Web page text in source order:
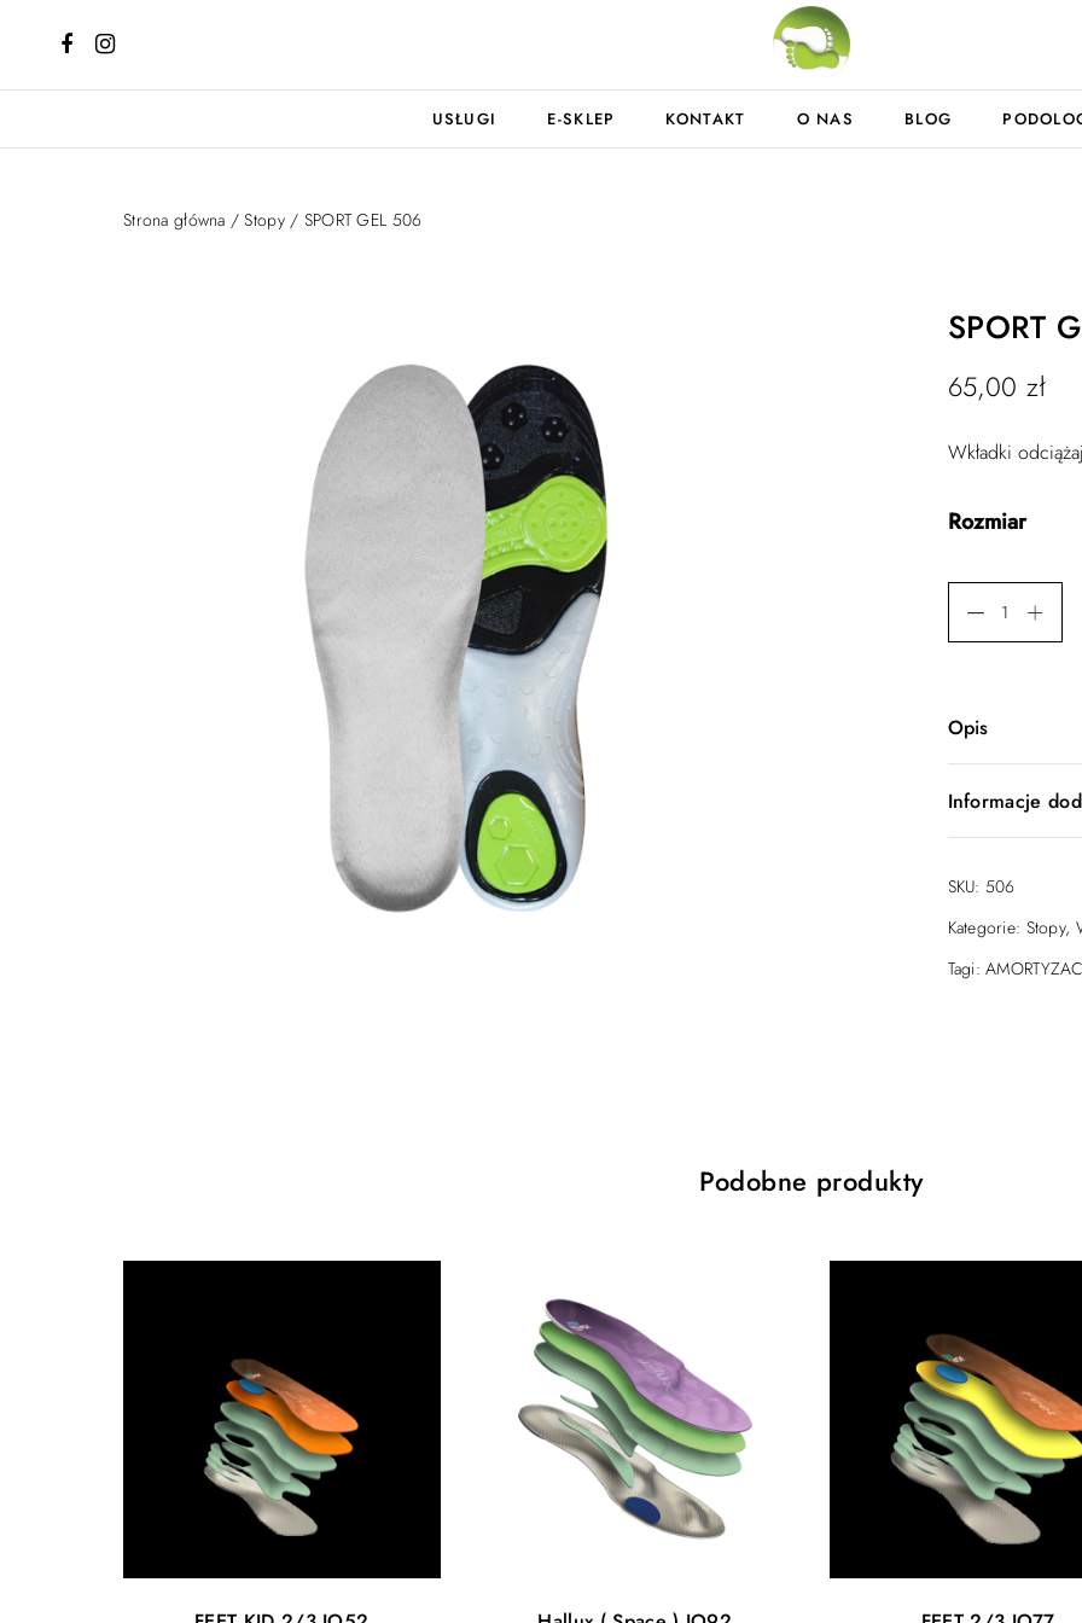
USŁUGI E-SKLEP KONTAKT O NAS BLOG
Strona główna /Stopy/ SPORT GEL 506
SPORT
65,00zł
Wkładki
Rozmiar
Opis
– trzy żele
piętę oraz I i
– miękka
– do
Informacje
SKU: 506
Kategorie: Stopy,
Tagi:
Podobne produkty